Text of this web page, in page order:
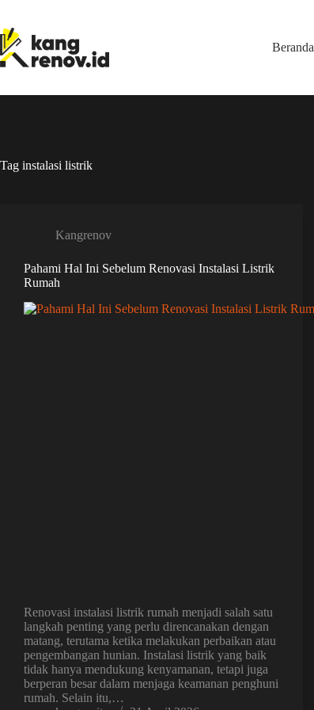
content
Beranda
Tag instalasi listrik
Kangrenov
Pahami Hal Ini Sebelum Renovasi Instalasi Listrik
Rumah
Renovasi instalasi listrik rumah menjadi salah satu
langkah penting yang perlu direncanakan dengan
matang, terutama ketika melakukan perbaikan atau
pengembangan hunian. Instalasi listrik yang baik
tidak hanya mendukung kenyamanan, tetapi juga
berperan besar dalam menjaga keamanan penghuni
rumah. Selain itu,…